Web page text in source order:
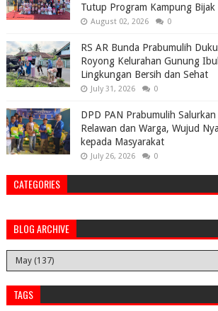
Tutup Program Kampung Bijak
August 02, 2026 0
RS AR Bunda Prabumulih
Royong Kelurahan Gunung
Lingkungan Bersih dan Sehat
July 31, 2026 0
DPD PAN Prabumulih
Relawan dan Warga, Wujud
kepada Masyarakat
July 26, 2026 0
CATEGORIES
BLOG ARCHIVE
TAGS